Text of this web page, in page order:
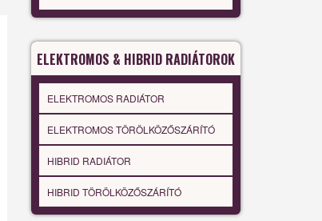
ELEKTROMOS & HIBRID RADIÁTOROK
ELEKTROMOS RADIÁTOR
ELEKTROMOS TÖRÖLKÖZŐSZÁRÍTÓ
HIBRID RADIÁTOR
HIBRID TÖRÖLKÖZŐSZÁRÍTÓ